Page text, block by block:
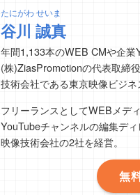
たにがわ せいま
谷川 誠真
年間1,133本のWEB CMや企業
(株)ZiasPromotionの代表取締役
技術会社である東京映像ビジ
フリーランスとしてWEBメデ
YouTubeチャンネルの編集デ
映像技術会社の2社を経営。
無